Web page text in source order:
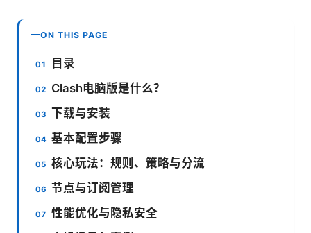
ON THIS PAGE
目录
Clash电脑版是什么？
下载与安装
基本配置步骤
核心玩法：规则、策略与分流
节点与订阅管理
性能优化与隐私安全